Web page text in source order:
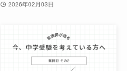
2026年02月03日